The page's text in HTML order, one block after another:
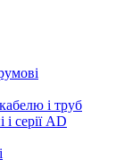
і труб
серії AD